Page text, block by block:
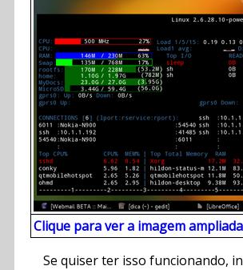
Clique para ver a imagem ampliada
Se quiser ter isso funcionando,